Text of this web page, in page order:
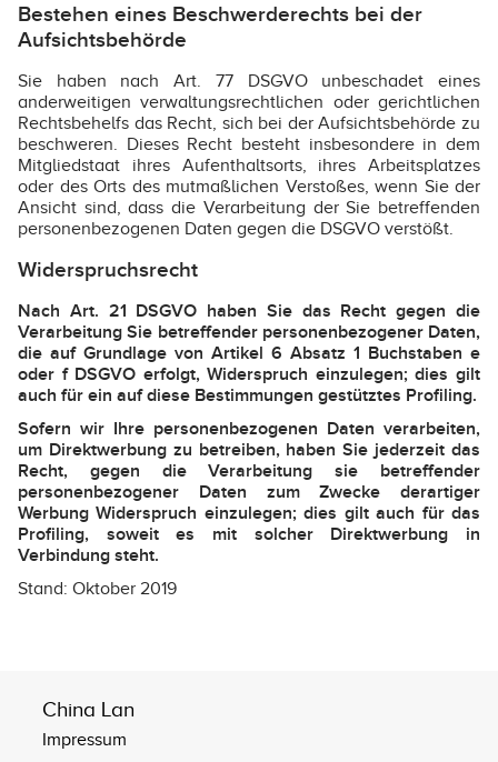
Bestehen eines Beschwerderechts bei der
Aufsichtsbehörde
Sie haben nach Art. 77 DSGVO unbeschadet eines
anderweitigen verwaltungsrechtlichen oder gerichtlichen
Rechtsbehelfs das Recht, sich bei der Aufsichtsbehörde zu
beschweren. Dieses Recht besteht insbesondere in dem
Mitgliedstaat ihres Aufenthaltsorts, ihres Arbeitsplatzes
oder des Orts des mutmaßlichen Verstoßes, wenn Sie der
Ansicht sind, dass die Verarbeitung der Sie betreffenden
personenbezogenen Daten gegen die DSGVO verstößt.
Widerspruchsrecht
Nach Art. 21 DSGVO haben Sie das Recht gegen die
Verarbeitung Sie betreffender personenbezogener Daten,
die auf Grundlage von Artikel 6 Absatz 1 Buchstaben e
oder f DSGVO erfolgt, Widerspruch einzulegen; dies gilt
auch für ein auf diese Bestimmungen gestütztes Profiling.
Sofern wir Ihre personenbezogenen Daten verarbeiten,
um Direktwerbung zu betreiben, haben Sie jederzeit das
Recht, gegen die Verarbeitung sie betreffender
personenbezogener Daten zum Zwecke derartiger
Werbung Widerspruch einzulegen; dies gilt auch für das
Profiling, soweit es mit solcher Direktwerbung in
Verbindung steht.
Stand: Oktober 2019
China Lan
Impressum